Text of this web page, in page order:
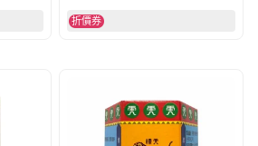
折價券